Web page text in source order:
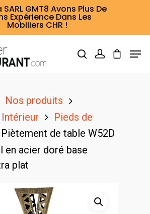
SARL GMT8 Avons Plus De
Expérience Dans Les
Mobiliers CHR !
to search or ESC to close
Nos produits
Pieds de
Piètement de table W52D
en acier doré base
plat